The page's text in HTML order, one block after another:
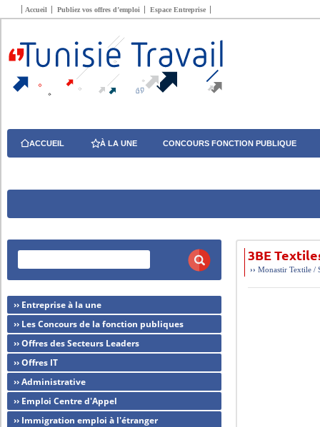
Accueil Publiez vos offres d’emploi Espace Entreprise
ACCUEIL À LA UNE CONCOURS FONCTION PUBLIQUE
3BE
››Monastir Textile /
›› Entreprise à la une
›› Les Concours de la fonction publiques
›› Offres des Secteurs Leaders
›› Offres IT
›› Administrative
›› Emploi Centre d'Appel
›› Immigration emploi à l'étranger